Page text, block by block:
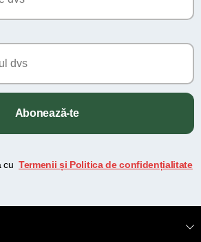
Abonează-te
cu Termenii și Politica de confidențialitate